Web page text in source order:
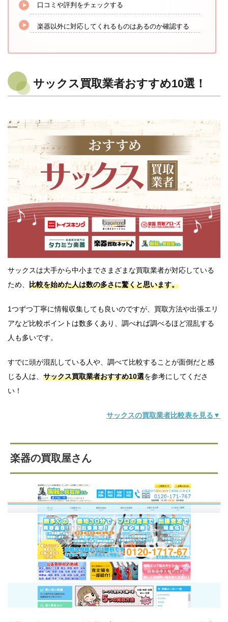
口コミや評判をチェックする
楽器以外に対応してくれるものはあるのか確認する
サックス買取業者おすすめ10選！
サックスは大手から中小までさまざまな買取業者が対応している
ため、 比較を始めた人は数の多さに驚くと思います。
1つずつ丁寧に情報収集しても良いのですが、買取方法や出張エリ
アなど比較ポイントは数多くあり、調べれば調べるほど混乱する
人も多いです。
すでに頭が混乱している人や、調べて比較することが面倒だと感
じる人は、 サックス買取業者おすすめ10選を参考にしてくださ
い！
サックスの買取業者比較表を見る▼
楽器の買取屋さん